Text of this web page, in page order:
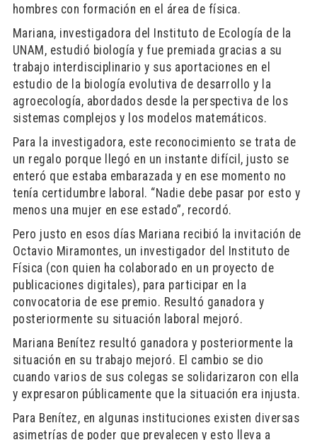
hombres con formación en el área de física.
Mariana, investigadora del Instituto de Ecología de la
UNAM, estudió biología y fue premiada gracias a su
trabajo interdisciplinario y sus aportaciones en el
estudio de la biología evolutiva de desarrollo y la
agroecología, abordados desde la perspectiva de los
sistemas complejos y los modelos matemáticos.
Para la investigadora, este reconocimiento se trata de
un regalo porque llegó en un instante difícil, justo se
enteró que estaba embarazada y en ese momento no
tenía certidumbre laboral. “Nadie debe pasar por esto y
menos una mujer en ese estado”, recordó.
Pero justo en esos días Mariana recibió la invitación de
Octavio Miramontes, un investigador del Instituto de
Física (con quien ha colaborado en un proyecto de
publicaciones digitales), para participar en la
convocatoria de ese premio. Resultó ganadora y
posteriormente su situación laboral mejoró.
Mariana Benítez resultó ganadora y posteriormente la
situación en su trabajo mejoró. El cambio se dio
cuando varios de sus colegas se solidarizaron con ella
y expresaron públicamente que la situación era injusta.
Para Benítez, en algunas instituciones existen diversas
asimetrías de poder que prevalecen y esto lleva a